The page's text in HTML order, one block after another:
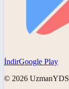
İndirGoogle Play
© 2026 UzmanYDS